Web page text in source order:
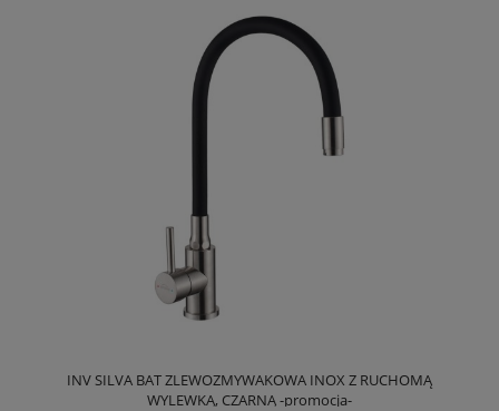
INV SILVA BAT ZLEWOZMYWAKOWA INOX Z RUCHOMĄ
WYLEWKĄ, CZARNĄ -promocja-